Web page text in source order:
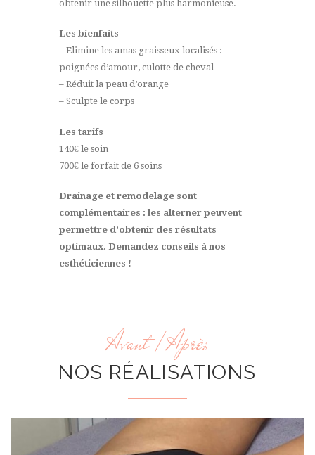
obtenir une silhouette plus harmonieuse.
Les bienfaits
– Elimine les amas graisseux localisés :
poignées d’amour, culotte de cheval
– Réduit la peau d’orange
– Sculpte le corps
Les tarifs
140€ le soin
700€ le forfait de 6 soins
Drainage et remodelage sont
complémentaires : les alterner peuvent
permettre d’obtenir des résultats
optimaux. Demandez conseils à nos
esthéticiennes !
Avant / Après
NOS RÉALISATIONS